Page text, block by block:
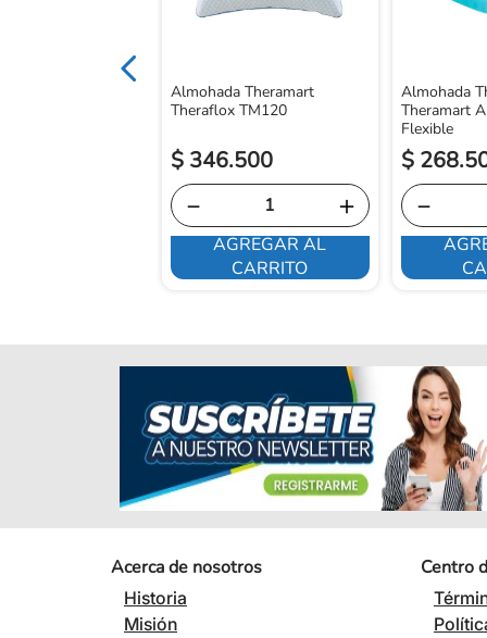
Almohada Theramart
Theraflox TM120
$ 346.500
＋
－
AGREGAR AL
CARRITO
Almohada
Theramart
Flexible
$ 268.
－
Acerca de nosotros
Historia
Misión
Centro